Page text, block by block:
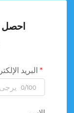
البريد
0/100